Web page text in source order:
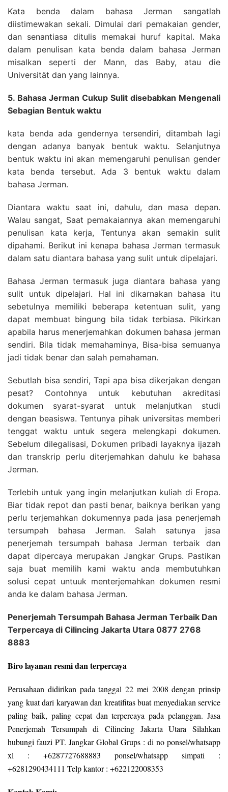
Kata benda dalam bahasa Jerman sangatlah
diistimewakan sekali. Dimulai dari pemakaian gender,
dan senantiasa ditulis memakai huruf kapital. Maka
dalam penulisan kata benda dalam bahasa Jerman
misalkan seperti der Mann, das Baby, atau die
Universität dan yang lainnya.
5. Bahasa Jerman Cukup Sulit disebabkan Mengenali
Sebagian Bentuk waktu
kata benda ada gendernya tersendiri, ditambah lagi
dengan adanya banyak bentuk waktu. Selanjutnya
bentuk waktu ini akan memengaruhi penulisan gender
kata benda tersebut. Ada 3 bentuk waktu dalam
bahasa Jerman.
Diantara waktu saat ini, dahulu, dan masa depan.
Walau sangat, Saat pemakaiannya akan memengaruhi
penulisan kata kerja, Tentunya akan semakin sulit
dipahami. Berikut ini kenapa bahasa Jerman termasuk
dalam satu diantara bahasa yang sulit untuk dipelajari.
Bahasa Jerman termasuk juga diantara bahasa yang
sulit untuk dipelajari. Hal ini dikarnakan bahasa itu
sebetulnya memiliki beberapa ketentuan sulit, yang
dapat membuat bingung bila tidak terbiasa. Pikirkan
apabila harus menerjemahkan dokumen bahasa jerman
sendiri. Bila tidak memahaminya, Bisa-bisa semuanya
jadi tidak benar dan salah pemahaman.
Sebutlah bisa sendiri, Tapi apa bisa dikerjakan dengan
pesat? Contohnya untuk kebutuhan akreditasi
dokumen syarat-syarat untuk melanjutkan studi
dengan beasiswa. Tentunya pihak universitas memberi
tenggat waktu untuk segera melengkapi dokumen.
Sebelum dilegalisasi, Dokumen pribadi layaknya ijazah
dan transkrip perlu diterjemahkan dahulu ke bahasa
Jerman.
Terlebih untuk yang ingin melanjutkan kuliah di Eropa.
Biar tidak repot dan pasti benar, baiknya berikan yang
perlu terjemahkan dokumennya pada jasa penerjemah
tersumpah bahasa Jerman. Salah satunya jasa
penerjemah tersumpah bahasa Jerman terbaik dan
dapat dipercaya merupakan Jangkar Grups. Pastikan
saja buat memilih kami waktu anda membutuhkan
solusi cepat untuuk menterjemahkan dokumen resmi
anda ke dalam bahasa Jerman.
Penerjemah Tersumpah Bahasa Jerman Terbaik Dan
Terpercaya di Cilincing Jakarta Utara 0877 2768
8883
Biro layanan resmi dan terpercaya
Perusahaan didirikan pada tanggal 22 mei 2008 dengan prinsip
yang kuat dari karyawan dan kreatifitas buat menyediakan service
paling baik, paling cepat dan terpercaya pada pelanggan. Jasa
Penerjemah Tersumpah di Cilincing Jakarta Utara Silahkan
hubungi fauzi PT. Jangkar Global Grups : di no ponsel/whatsapp
xl : +6287727688883 ponsel/whatsapp simpati :
+6281290434111 Telp kantor : +622122008353